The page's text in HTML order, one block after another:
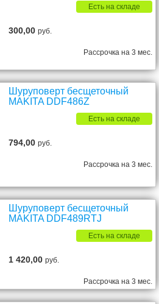
Есть на складе
300,00руб.
Рассрочка на 3 мес.
Шуруповерт бесщеточный
MAKITA DDF486Z
Есть на складе
794,00руб.
Рассрочка на 3 мес.
Шуруповерт бесщеточный
MAKITA DDF489RTJ
Есть на складе
1 420,00руб.
Рассрочка на 3 мес.